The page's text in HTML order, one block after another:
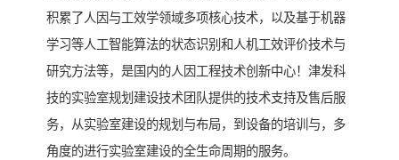
积累了人因与工效学领域多项核心技术，以及基于机器
学习等人工智能算法的状态识别和人机工效评价技术与
研究方法等，是国内的人因工程技术创新中心！津发科
技的实验室规划建设技术团队提供的技术支持及售后服
务，从实验室建设的规划与布局，到设备的培训与，多
角度的进行实验室建设的全生命周期的服务。